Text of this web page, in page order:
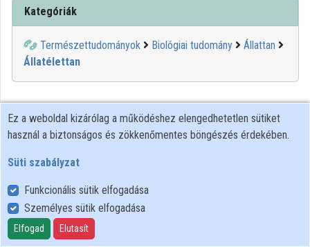
Kategóriák
Természettudományok Biológiai tudomány
Állattan
Állatélettan
Felhasználói szabályzat
Adatkezelési tájékoztató
Süti szabályzat
Ez a weboldal kizárólag a működéshez elengedhetetlen sütiket
használ a biztonságos és zökkenőmentes böngészés érdekében.
Süti szabályzat
Funkcionális sütik elfogadása
Személyes sütik elfogadása
Elfogad Elutasít